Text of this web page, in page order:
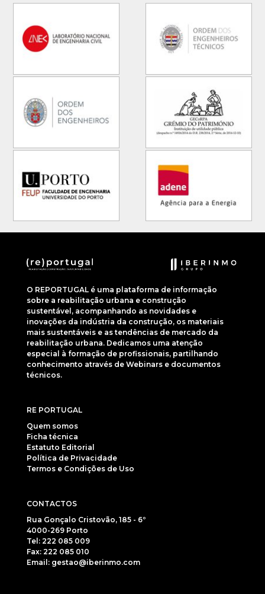
O REPORTUGAL é uma plataforma de informação
sobre a reabilitação urbana e construção
sustentável, acompanhando as novidades e
inovações da indústria da construção, os materiais
mais sustentáveis e as tendências de mercado da
reabilitação urbana. Dedicamos uma atenção
especial à formação de profissionais, partilhando
conhecimento através de Webinars e documentos
técnicos.
RE PORTUGAL
Quem somos
Ficha técnica
Estatuto Editorial
Política de Privacidade
Termos e Condições de Uso
CONTACTOS
Rua Gonçalo Cristovão, 185 - 6º
4000-269 Porto
Tel: 222 085 009
Fax: 222 085 010
Email: gestao@iberinmo.com